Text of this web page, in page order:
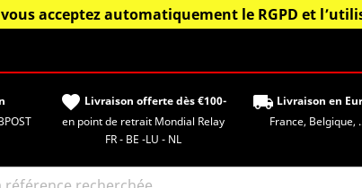
acceptez automatiquement le RGPD et
favorite Livraison offerte dès €100-
en point de retrait Mondial Relay
FR - BE -LU - NL
local_shipping Livraison en
France, Belgique,